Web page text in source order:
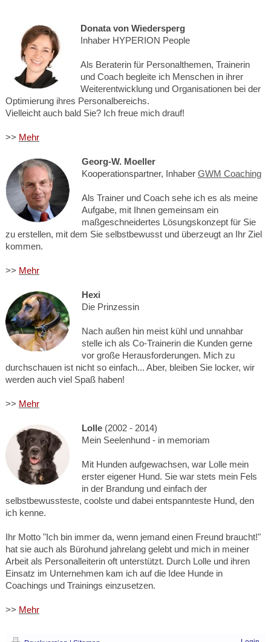
Donata von Wiedersperg
Inhaber HYPERION People
Als Beraterin für Personalthemen, Trainerin
und Coach begleite ich Menschen in ihrer
Weiterentwicklung und Organisationen bei der
Optimierung ihres Personalbereichs.
Vielleicht auch bald Sie? Ich freue mich drauf!
>> Mehr
Georg-W. Moeller
Kooperationspartner, Inhaber GWM Coaching
Als Trainer und Coach sehe ich es als meine
Aufgabe, mit Ihnen gemeinsam ein
maßgeschneidertes Lösungskonzept für Sie
zu erstellen, mit dem Sie selbstbewusst und überzeugt an Ihr Ziel
kommen.
>> Mehr
Hexi
Die Prinzessin
Nach außen hin meist kühl und unnahbar
stelle ich als Co-Trainerin die Kunden gerne
vor große Herausforderungen. Mich zu
durchschauen ist nicht so einfach... Aber, bleiben Sie locker, wir
werden auch viel Spaß haben!
>> Mehr
Lolle(2002 - 2014)
Mein Seelenhund - in memoriam
Mit Hunden aufgewachsen, war Lolle mein
erster eigener Hund. Sie war stets mein Fels
in der Brandung und einfach der
selbstbewussteste, coolste und dabei entspannteste Hund, den
ich kenne.
Ihr Motto "Ich bin immer da, wenn jemand einen Freund braucht!"
hat sie auch als Bürohund jahrelang gelebt und mich in meiner
Arbeit als Personalleiterin oft unterstützt. Durch Lolle und ihren
Einsatz im Unternehmen kam ich auf die Idee Hunde in
Coachings und Trainings einzusetzen.
>> Mehr